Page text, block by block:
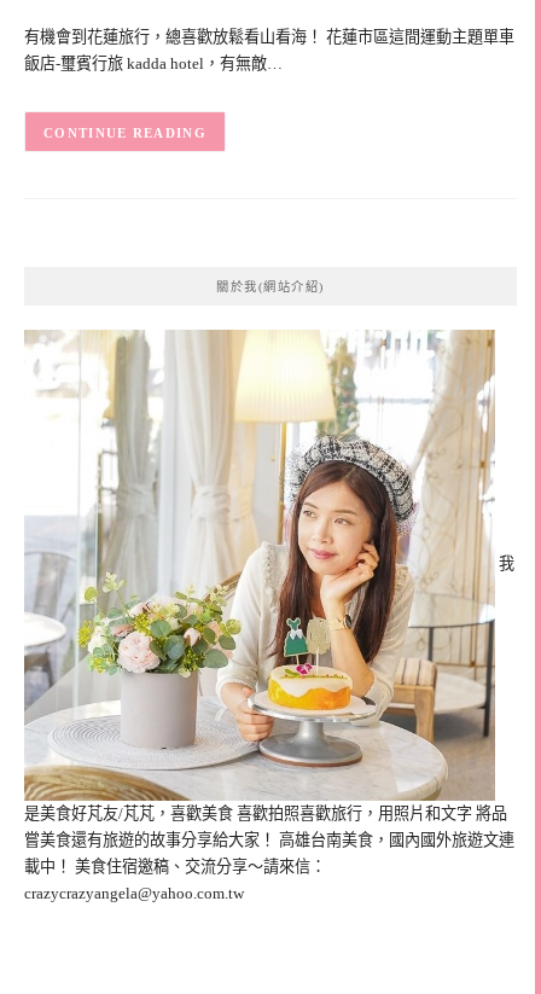
有機會到花蓮旅行，總喜歡放鬆看山看海！ 花蓮市區這間運動主題單車
飯店-璽賓行旅 kadda hotel，有無敵…
CONTINUE READING
關於我(網站介紹)
我
是美食好芃友/芃芃，喜歡美食 喜歡拍照喜歡旅行，用照片和文字 將品
嘗美食還有旅遊的故事分享給大家！ 高雄台南美食，國內國外旅遊文連
載中！ 美食住宿邀稿、交流分享～請來信：
crazycrazyangela@yahoo.com.tw